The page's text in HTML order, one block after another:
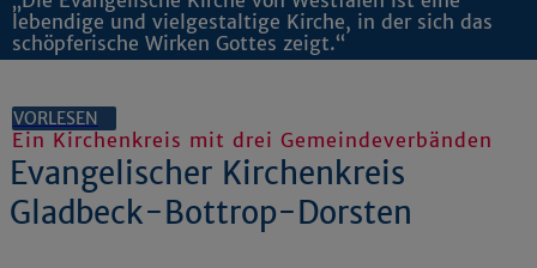
lebendige und vielgestaltige Kirche, in der sich das
schöpferische Wirken Gottes zeigt.“
VORLESEN
Ein Kirchenkreis mit drei Gemeindeverbänden
Evangelischer Kirchenkreis
Gladbeck-Bottrop-Dorsten